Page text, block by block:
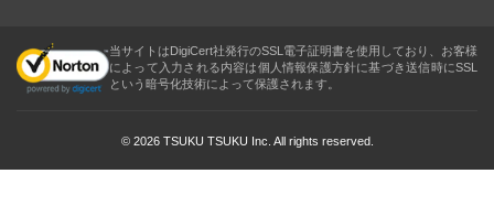
当サイトはDigiCert社発行のSSL電子証明書を使用しており、お客様
によって入力される内容は個人情報保護方針に基づき送信時にSSL
という暗号化技術によって保護されます。
© 2026 TSUKU TSUKU Inc. All rights reserved.